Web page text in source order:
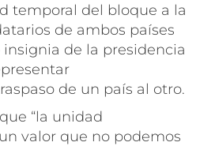
temporal del bloque a la
de ambos países
de la presidencia
de un país al otro.
“la unidad
valor que no podemos